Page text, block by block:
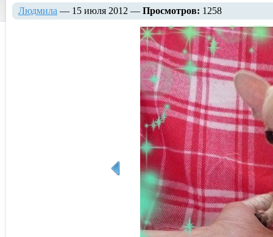
Людмила — 15 июля 2012 — Просмотров: 1258